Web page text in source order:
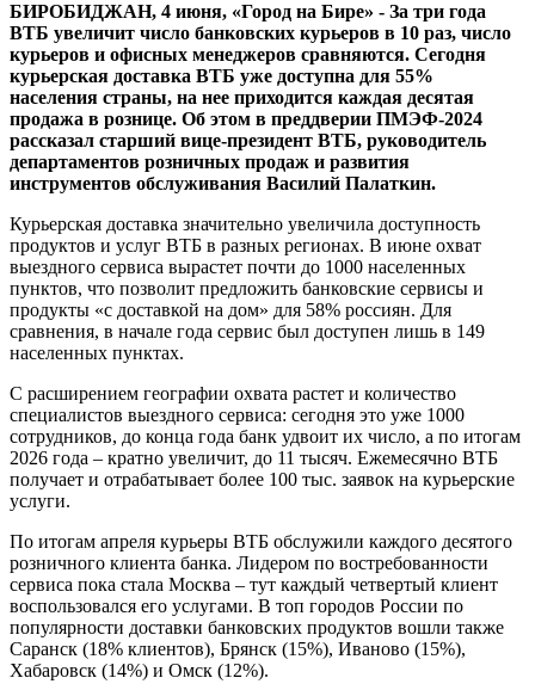
курьерскую
доставку
БИРОБИДЖАН, 4 июня, «Город на Бире» - За три года
ВТБ увеличит число банковских курьеров в 10 раз, число
курьеров и офисных менеджеров сравняются. Сегодня
курьерская доставка ВТБ уже доступна для 55%
населения страны, на нее приходится каждая десятая
продажа в рознице. Об этом в преддверии ПМЭФ-2024
рассказал старший вице-президент ВТБ, руководитель
департаментов розничных продаж и развития
инструментов обслуживания Василий Палаткин.
Курьерская доставка значительно увеличила доступность
продуктов и услуг ВТБ в разных регионах. В июне охват
выездного сервиса вырастет почти до 1000 населенных
пунктов, что позволит предложить банковские сервисы и
продукты «с доставкой на дом» для 58% россиян. Для
сравнения, в начале года сервис был доступен лишь в 149
населенных пунктах.
С расширением географии охвата растет и количество
специалистов выездного сервиса: сегодня это уже 1000
сотрудников, до конца года банк удвоит их число, а по итогам
2026 года – кратно увеличит, до 11 тысяч. Ежемесячно ВТБ
получает и отрабатывает более 100 тыс. заявок на курьерские
услуги.
По итогам апреля курьеры ВТБ обслужили каждого десятого
розничного клиента банка. Лидером по востребованности
сервиса пока стала Москва – тут каждый четвертый клиент
воспользовался его услугами. В топ городов России по
популярности доставки банковских продуктов вошли также
Саранск (18% клиентов), Брянск (15%), Иваново (15%),
Хабаровск (14%) и Омск (12%).